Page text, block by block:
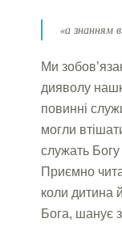
«а знанням
Ми
дияволу
повинні
могли
служать Богу
Приємно
коли дитина
Бога, шанує